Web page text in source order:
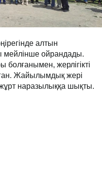
алтын
мейлінше ойрандады.
болғанымен, жерлігікті
Жайылымдық жері
наразылыққа шықты.